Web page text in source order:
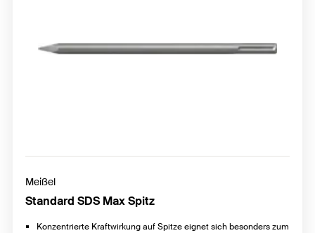
Meißel
Standard SDS Max Spitz
Konzentrierte Kraftwirkung auf Spitze eignet sich besonders zum